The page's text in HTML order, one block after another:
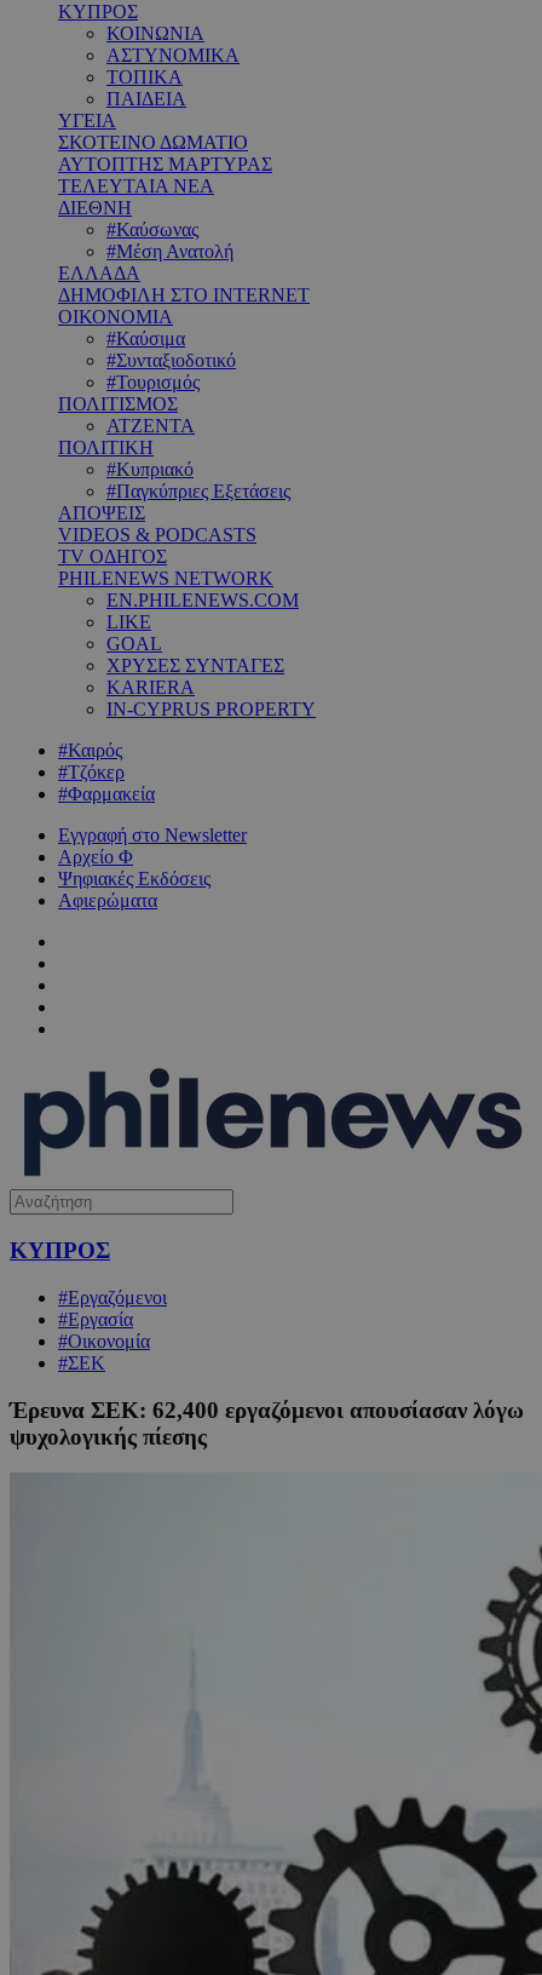
ΚΥΠΡΟΣ
ΚΟΙΝΩΝΙΑ
ΑΣΤΥΝΟΜΙΚΑ
ΤΟΠΙΚΑ
ΠΑΙΔΕΙΑ
ΥΓΕΙΑ
ΣΚΟΤΕΙΝΟ ΔΩΜΑΤΙΟ
ΑΥΤΟΠΤΗΣ ΜΑΡΤΥΡΑΣ
ΤΕΛΕΥΤΑΙΑ ΝΕΑ
ΔΙΕΘΝΗ
#Καύσωνας
#Μέση Ανατολή
ΕΛΛΑΔΑ
ΔΗΜΟΦΙΛΗ ΣΤΟ INTERNET
ΟΙΚΟΝΟΜΙΑ
#Καύσιμα
#Συνταξιοδοτικό
#Τουρισμός
ΠΟΛΙΤΙΣΜΟΣ
ΑΤΖΕΝΤΑ
ΠΟΛΙΤΙΚΗ
#Κυπριακό
#Παγκύπριες Εξετάσεις
ΑΠΟΨΕΙΣ
VIDEOS & PODCASTS
TV ΟΔΗΓΟΣ
PHILENEWS NETWORK
EN.PHILENEWS.COM
LIKE
GOAL
ΧΡΥΣΕΣ ΣΥΝΤΑΓΕΣ
KARIERA
IN-CYPRUS PROPERTY
#Καιρός
#Τζόκερ
#Φαρμακεία
Εγγραφή στο Newsletter
Αρχείο Φ
Ψηφιακές Εκδόσεις
Αφιερώματα
ΚΥΠΡΟΣ
#Εργαζόμενοι
#Εργασία
#Οικονομία
#ΣΕΚ
Έρευνα ΣΕΚ: 62,400 εργαζόμενοι απουσίασαν λόγω
ψυχολογικής πίεσης